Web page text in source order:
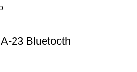
23 Bluetooth